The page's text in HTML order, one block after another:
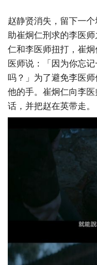
赵静贤消失，留下一
助崔炯仁刑求的李医
仁和李医师扭打，崔
医师说：「因为你忘
吗？」为了避免李医
他的手。崔炯仁向李
话，并把赵在英带走。